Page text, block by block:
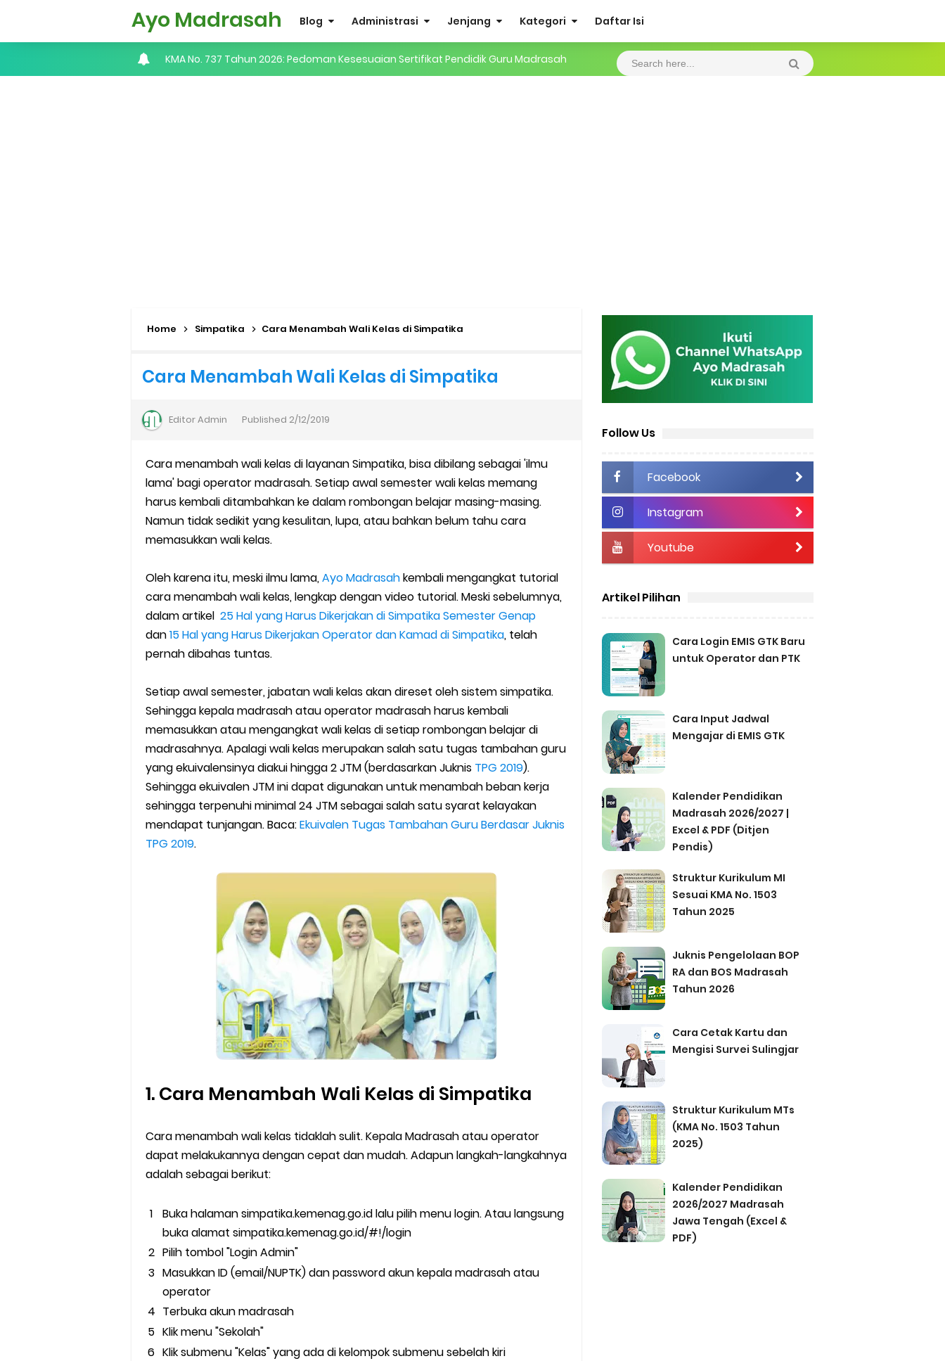
Ayo Madrasah Blog Administrasi Jenjang Kategori Daftar Isi
KMA No. 737 Tahun 2026: Pedoman Kesesuaian Sertifikat Pendidik Guru Madrasah
Cara Daftar Pelatihan AI Gemini Academy
Solusi Agar Valid Rapor & Status Verval di PDUM Tercentang Hijau
TKA Susulan jenjang SD/MI dan SMP/MTs
Cara Mengajukan Tunjangan Insentif di EMIS-GTK Baru
Cara Login EMIS GTK Baru untuk Operator dan PTK
SEB Upacara Bendera di Sekolah dan Madrasah
Juknis Pembayaran TPG Guru Madrasah 2026
Pelatihan MOOC Pintar Kemenag Periode Maret 2026
Edaran Penyaluran BOP RA & BOS Madrasah Tahap I Tahun 2026
Yang Dilakukan Proktor Sebelum Simulasi TKA
Juknis Pembelajaran pada Bulan Ramadan 2026
Cara Aktivasi PTK di EMIS GTK
Thursday, 6 August
Home Simpatika Cara Menambah Wali Kelas di Simpatika
Cara Menambah Wali Kelas di Simpatika
EditorAdmin Published 2/12/2019
Cara menambah wali kelas di layanan Simpatika, bisa dibilang sebagai 'ilmu
lama' bagi operator madrasah. Setiap awal semester wali kelas memang
harus kembali ditambahkan ke dalam rombongan belajar masing-masing.
Namun tidak sedikit yang kesulitan, lupa, atau bahkan belum tahu cara
memasukkan wali kelas.
Oleh karena itu, meski ilmu lama,Ayo Madrasahkembali mengangkat tutorial
cara menambah wali kelas, lengkap dengan video tutorial. Meski sebelumnya,
dalam artikel 25 Hal yang Harus Dikerjakan di Simpatika Semester Genap
dan15 Hal yang Harus Dikerjakan Operator dan Kamad di Simpatika, telah
pernah dibahas tuntas.
Setiap awal semester, jabatan wali kelas akan direset oleh sistem simpatika.
Sehingga kepala madrasah atau operator madrasah harus kembali
memasukkan atau mengangkat wali kelas di setiap rombongan belajar di
madrasahnya. Apalagi wali kelas merupakan salah satu tugas tambahan guru
yang ekuivalensinya diakui hingga 2 JTM (berdasarkan Juknis TPG 2019).
Sehingga ekuivalen JTM ini dapat digunakan untuk menambah beban kerja
sehingga terpenuhi minimal 24 JTM sebagai salah satu syarat kelayakan
mendapat tunjangan. Baca:Ekuivalen Tugas Tambahan Guru Berdasar Juknis
TPG 2019.
1. Cara Menambah Wali Kelas di Simpatika
Cara menambah wali kelas tidaklah sulit. Kepala Madrasah atau operator
dapat melakukannya dengan cepat dan mudah. Adapun langkah-langkahnya
adalah sebagai berikut:
Buka halaman simpatika.kemenag.go.id lalu pilih menu login. Atau langsung
buka alamat simpatika.kemenag.go.id/#!/login
Pilih tombol "Login Admin"
Masukkan ID (email/NUPTK) dan password akun kepala madrasah atau
operator
Terbuka akun madrasah
Klik menu "Sekolah"
Klik submenu "Kelas" yang ada di kelompok submenu sebelah kiri
Follow Us
Facebook
Instagram
Youtube
Artikel Pilihan
Cara Login EMIS GTK Baru
untuk Operator dan PTK
Cara Input Jadwal
Mengajar di EMIS GTK
Kalender Pendidikan
Madrasah 2026/2027 |
Excel & PDF (Ditjen
Pendis)
Struktur Kurikulum MI
Sesuai KMA No. 1503
Tahun 2025
Juknis Pengelolaan BOP
RA dan BOS Madrasah
Tahun 2026
Cara Cetak Kartu dan
Mengisi Survei Sulingjar
Struktur Kurikulum MTs
(KMA No. 1503 Tahun
2025)
Kalender Pendidikan
2026/2027 Madrasah
Jawa Tengah (Excel &
PDF)